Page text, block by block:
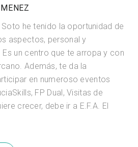
Soto he tenido la oportunidad de
aspectos, personal y
un centro que te arropa y con
Además, te da la
en numeroso eventos
FP Dual, Visitas de
crecer, debe ir a E.F.A. El